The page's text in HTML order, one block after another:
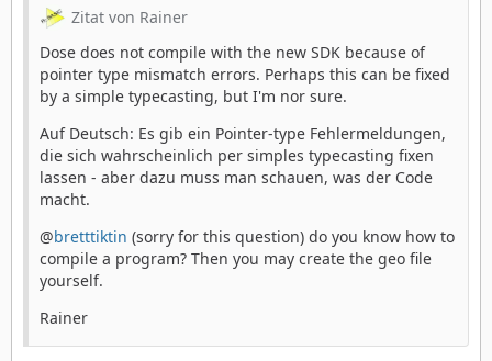
Zitat von Rainer
Dose does not compile with the new SDK because of
pointer type mismatch errors. Perhaps this can be fixed
by a simple typecasting, but I'm nor sure.
Auf Deutsch: Es gib ein Pointer-type Fehlermeldungen,
die sich wahrscheinlich per simples typecasting fixen
lassen - aber dazu muss man schauen, was der Code
macht.
@bretttiktin (sorry for this question) do you know how to
compile a program? Then you may create the geo file
yourself.
Rainer